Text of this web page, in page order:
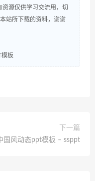
资源仅供学习交流用，切
站所下载的资料，谢谢
模板
下一篇
国风动态ppt模板 – ssppt